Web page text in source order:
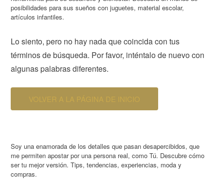
posibilidades para sus sueños con juguetes, material escolar,
artículos infantiles.
Lo siento, pero no hay nada que coincida con tus
términos de búsqueda. Por favor, inténtalo de nuevo con
algunas palabras diferentes.
VOLVER A LA PÁGINA DE INICIO
Soy una enamorada de los detalles que pasan desapercibidos, que
me permiten apostar por una persona real, como Tú. Descubre cómo
ser tu mejor versión. Tips, tendencias, experiencias, moda y
compras.